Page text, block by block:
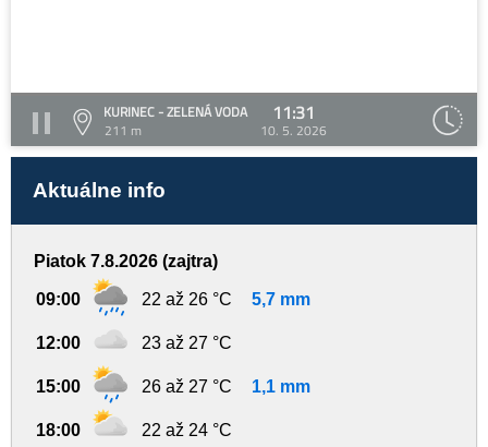
KURINEC - ZELENÁ VODA
211 m
11:31
10. 5. 2026
Aktuálne info
Piatok 7.8.2026 (zajtra)
09:00 22 až 26 °C 5,7 mm
12:00 23 až 27 °C
15:00 26 až 27 °C 1,1 mm
18:00 22 až 24 °C